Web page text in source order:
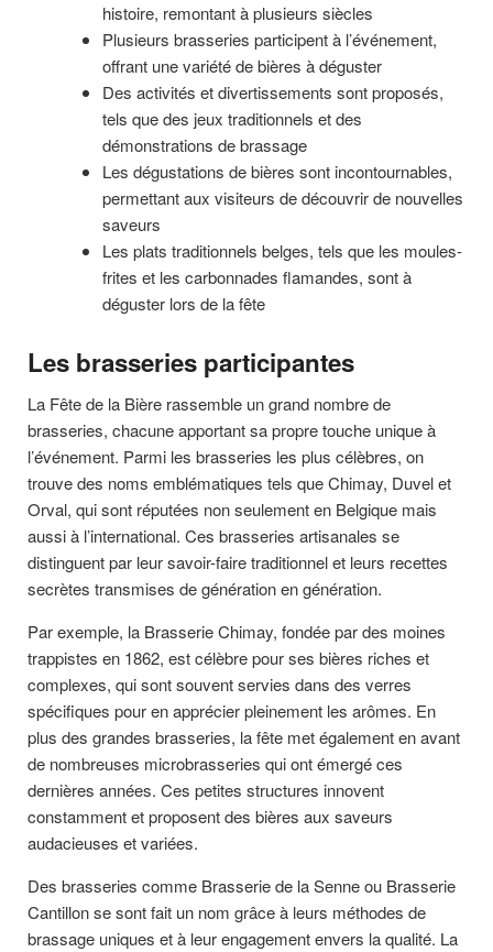
histoire, remontant à plusieurs siècles
Plusieurs brasseries participent à l’événement,
offrant une variété de bières à déguster
Des activités et divertissements sont proposés,
tels que des jeux traditionnels et des
démonstrations de brassage
Les dégustations de bières sont incontournables,
permettant aux visiteurs de découvrir de nouvelles
saveurs
Les plats traditionnels belges, tels que les moules-
frites et les carbonnades flamandes, sont à
déguster lors de la fête
Les brasseries participantes
La Fête de la Bière rassemble un grand nombre de
brasseries, chacune apportant sa propre touche unique à
l’événement. Parmi les brasseries les plus célèbres, on
trouve des noms emblématiques tels que Chimay, Duvel et
Orval, qui sont réputées non seulement en Belgique mais
aussi à l’international. Ces brasseries artisanales se
distinguent par leur savoir-faire traditionnel et leurs recettes
secrètes transmises de génération en génération.
Par exemple, la Brasserie Chimay, fondée par des moines
trappistes en 1862, est célèbre pour ses bières riches et
complexes, qui sont souvent servies dans des verres
spécifiques pour en apprécier pleinement les arômes. En
plus des grandes brasseries, la fête met également en avant
de nombreuses microbrasseries qui ont émergé ces
dernières années. Ces petites structures innovent
constamment et proposent des bières aux saveurs
audacieuses et variées.
Des brasseries comme Brasserie de la Senne ou Brasserie
Cantillon se sont fait un nom grâce à leurs méthodes de
brassage uniques et à leur engagement envers la qualité. La